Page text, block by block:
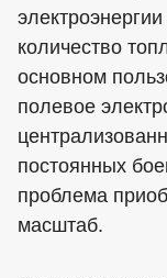
количество
основном
полевое
постоянных
проблема
масштаб.